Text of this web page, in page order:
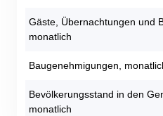
Gäste, Übernachtungen und
monatlich
Baugenehmigungen,
Bevölkerungsstand in den
monatlich